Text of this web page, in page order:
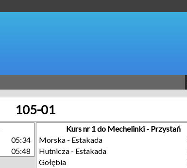
105-01
05:34
05:48
Kurs nr 1 do Mechelinki - Przystań
Morska - Estakada
Hutnicza - Estakada
Gołębia